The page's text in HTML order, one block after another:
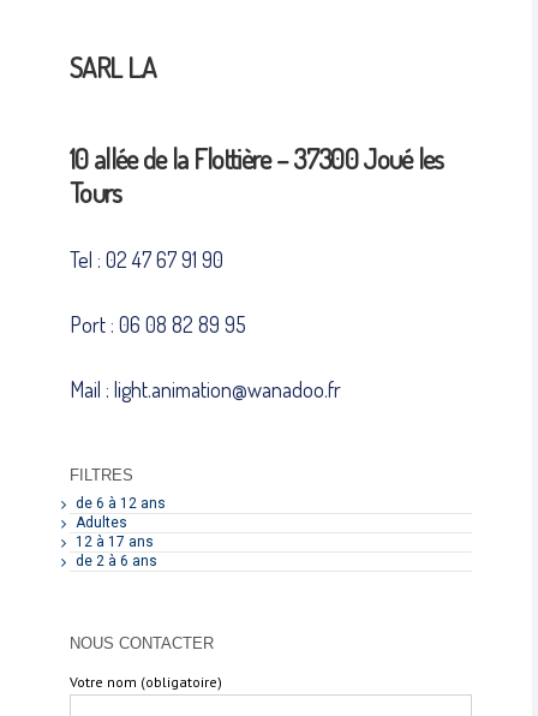
SARL L.A
10 allée de la Flottière – 37300 Joué les
Tours
Tel : 02 47 67 91 90
Port : 06 08 82 89 95
Mail : light.animation@wanadoo.fr
FILTRES
de 6 à 12 ans
Adultes
12 à 17 ans
de 2 à 6 ans
NOUS CONTACTER
Votre nom (obligatoire)